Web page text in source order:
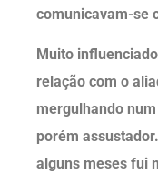
comunicavam-se
Muito
relação com o
mergulhando
porém
alguns meses fui